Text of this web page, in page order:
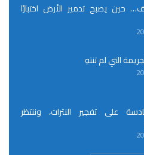
حين يصبح تدمير الأرض اختبارًا
التي لم تنتهِ
على تفجير النترات، وننتظر